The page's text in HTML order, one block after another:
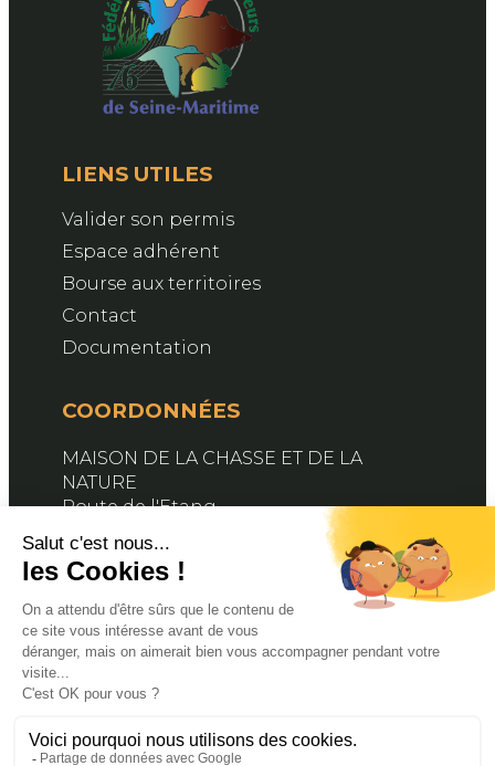
LIENS UTILES
Valider son permis
Espace adhérent
Bourse aux territoires
Contact
Documentation
COORDONNÉES
MAISON DE LA CHASSE ET DE LA
NATURE
Route de l'Etang
Contactez-nous
SUIVEZ-NOUS
Facebook
X YouTube